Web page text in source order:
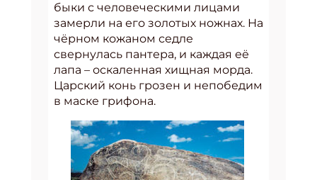
быки с человеческими лицами
замерли на его золотых ножнах. На
чёрном кожаном седле
свернулась пантера, и каждая её
лапа – оскаленная хищная морда.
Царский конь грозен и непобедим
в маске грифона.